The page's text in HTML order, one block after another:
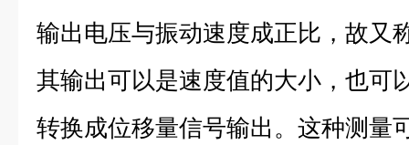
输出电压与振动速度成正比，故又
其输出可以是速度值的大小，也可
转换成位移量信号输出。这种测量